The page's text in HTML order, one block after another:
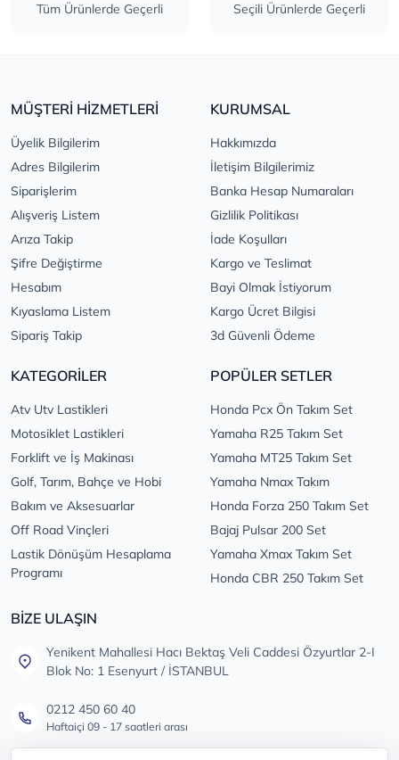
Tüm Ürünlerde Geçerli Seçili Ürünlerde Geçerli
MÜŞTERİ HİZMETLERİ
Üyelik Bilgilerim
Adres Bilgilerim
Siparişlerim
Alışveriş Listem
Arıza Takip
Şifre Değiştirme
Hesabım
Kıyaslama Listem
Sipariş Takip
KURUMSAL
Hakkımızda
İletişim Bilgilerimiz
Banka Hesap Numaraları
Gizlilik Politikası
İade Koşulları
Kargo ve Teslimat
Bayi Olmak İstiyorum
Kargo Ücret Bilgisi
3d Güvenli Ödeme
KATEGORİLER
Atv Utv Lastikleri
Motosiklet Lastikleri
Forklift ve İş Makinası
Golf, Tarım, Bahçe ve Hobi
Bakım ve Aksesuarlar
Off Road Vinçleri
Lastik Dönüşüm Hesaplama
Programı
POPÜLER SETLER
Honda Pcx Ön Takım Set
Yamaha R25 Takım Set
Yamaha MT25 Takım Set
Yamaha Nmax Takım
Honda Forza 250 Takım Set
Bajaj Pulsar 200 Set
Yamaha Xmax Takım Set
Honda CBR 250 Takım Set
BİZE ULAŞIN
Yenikent Mahallesi Hacı Bektaş Veli Caddesi Özyurtlar 2-I
Blok No: 1 Esenyurt / İSTANBUL
0212 450 60 40
Haftaiçi 09 - 17 saatleri arası